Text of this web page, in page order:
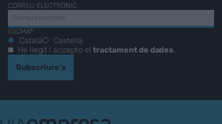
CORREU ELECTRÒNIC
IDIOMA*
Català
Castellà
He llegit i accepto eltractament de dades.
Subscriure's